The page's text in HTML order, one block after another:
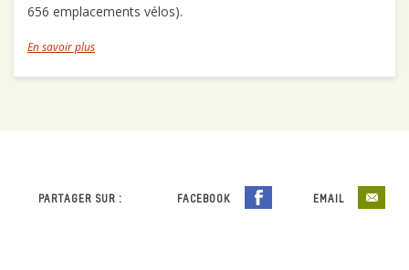
656 emplacements vélos).
En savoir plus
PARTAGER SUR : FACEBOOK EMAIL